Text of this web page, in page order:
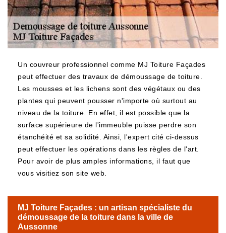
Un couvreur professionnel comme MJ Toiture Façades
peut effectuer des travaux de démoussage de toiture.
Les mousses et les lichens sont des végétaux ou des
plantes qui peuvent pousser n'importe où surtout au
niveau de la toiture. En effet, il est possible que la
surface supérieure de l'immeuble puisse perdre son
étanchéité et sa solidité. Ainsi, l'expert cité ci-dessus
peut effectuer les opérations dans les règles de l'art.
Pour avoir de plus amples informations, il faut que
vous visitiez son site web.
MJ Toiture Façades : un artisan spécialiste du
démoussage de la toiture dans la ville de
Aussonne